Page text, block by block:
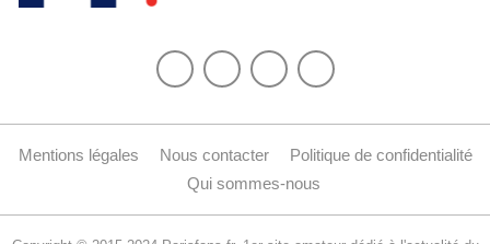
Mentions légales Nous contacter
Politique de confidentialité
Qui sommes-nous